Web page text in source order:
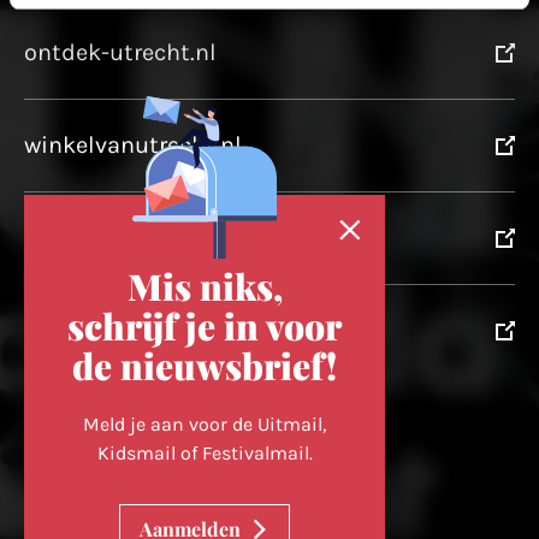
ontdek-utrecht.nl
winkelvanutrecht.nl
utrechtpartners.nl
Volg ons op
Mis niks,
schrijf je in voor
de nieuwsbrief!
Meld je aan voor de Uitmail,
Kidsmail of Festivalmail.
Aanmelden